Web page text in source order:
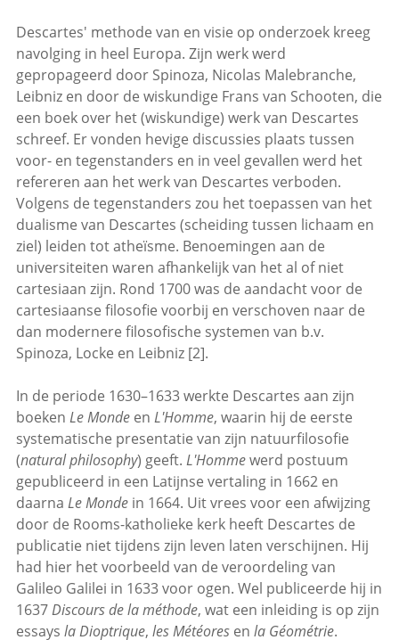
Descartes' methode van en visie op onderzoek kreeg
navolging in heel Europa. Zijn werk werd
gepropageerd door Spinoza, Nicolas Malebranche,
Leibniz en door de wiskundige Frans van Schooten, die
een boek over het (wiskundige) werk van Descartes
schreef. Er vonden hevige discussies plaats tussen
voor- en tegenstanders en in veel gevallen werd het
refereren aan het werk van Descartes verboden.
Volgens de tegenstanders zou het toepassen van het
dualisme van Descartes (scheiding tussen lichaam en
ziel) leiden tot atheïsme. Benoemingen aan de
universiteiten waren afhankelijk van het al of niet
cartesiaan zijn. Rond 1700 was de aandacht voor de
cartesiaanse filosofie voorbij en verschoven naar de
dan modernere filosofische systemen van b.v.
Spinoza, Locke en Leibniz [2].
In de periode 1630–1633 werkte Descartes aan zijn
boeken Le Mondeen L'Homme, waarin hij de eerste
systematische presentatie van zijn natuurfilosofie
(natural philosophy) geeft. L'Hommewerd postuum
gepubliceerd in een Latijnse vertaling in 1662 en
daarna Le Mondein 1664. Uit vrees voor een afwijzing
door de Rooms-katholieke kerk heeft Descartes de
publicatie niet tijdens zijn leven laten verschijnen. Hij
had hier het voorbeeld van de veroordeling van
Galileo Galilei in 1633 voor ogen. Wel publiceerde hij in
1637Discours de la méthode, wat een inleiding is op zijn
essays la Dioptrique, les Météoresen la Géométrie.